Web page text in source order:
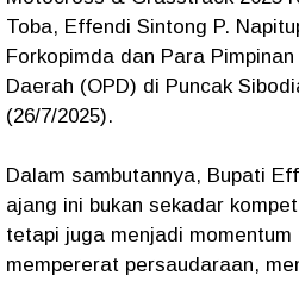
Toba, Effendi Sintong P.
Forkopimda dan Para
Daerah (OPD) di Puncak
(26/7/2025).
Dalam sambutannya, Bupati
ajang ini bukan sekadar
tetapi juga menjadi momentum
mempererat persaudaraan,